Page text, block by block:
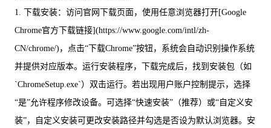
1. 下载安装：访问官网下载页面，使用任意浏览器打开[Google
Chrome官方下载链接](https://www.google.com/intl/zh-
CN/chrome/)，点击“下载Chrome”按钮，系统会自动识别操作系统
并提供对应版本。运行安装程序，下载完成后，找到安装包（如
`ChromeSetup.exe`）双击运行。若出现用户账户控制提示，选择
“是”允许程序修改设备。可选择“快速安装”（推荐）或“自定义安
装”，自定义安装可更改安装路径并勾选是否设为默认浏览器。安